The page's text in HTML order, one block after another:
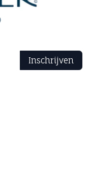
Inschrijven